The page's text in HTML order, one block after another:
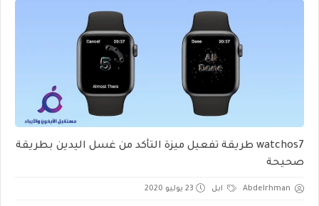
watchos7 طريقة تفعيل ميزة التأكد من غسل اليدين بطريقة
صحيحة
Abdelrhman ابل 23 يوليو 2020